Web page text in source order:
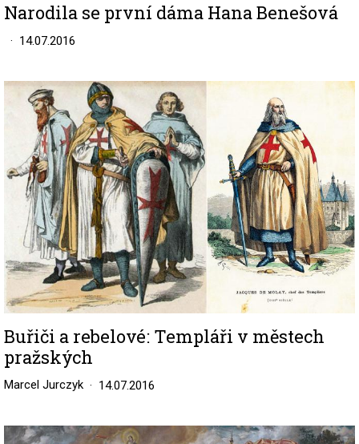
Narodila se první dáma Hana Benešová
14.07.2016
Image
Buřiči a rebelové: Templáři v městech
pražských
Marcel Jurczyk 14.07.2016
Image